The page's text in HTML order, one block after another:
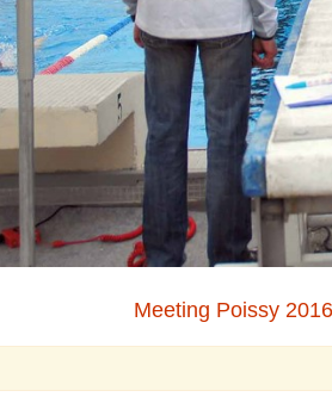
Meeting Poissy